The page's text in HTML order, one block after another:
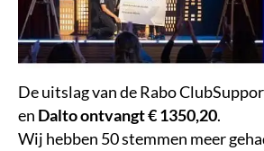
De uitslag van de Rabo
en Dalto ontvangt € 1350,20.
Wij hebben 50 stemmen meer